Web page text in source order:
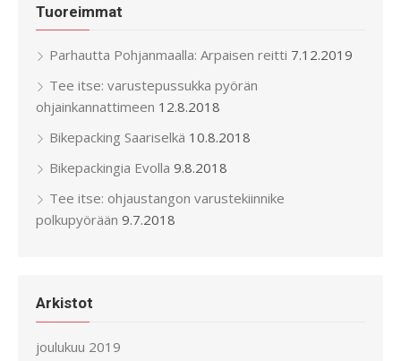
Tuoreimmat
Parhautta Pohjanmaalla: Arpaisen reitti 7.12.2019
Tee itse: varustepussukka pyörän
ohjainkannattimeen 12.8.2018
Bikepacking Saariselkä 10.8.2018
Bikepackingia Evolla 9.8.2018
Tee itse: ohjaustangon varustekiinnike
polkupyörään 9.7.2018
Arkistot
joulukuu 2019